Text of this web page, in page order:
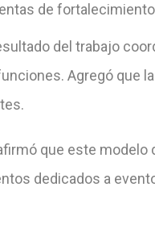
de
del trabajo
Agregó
que este
dedicados a